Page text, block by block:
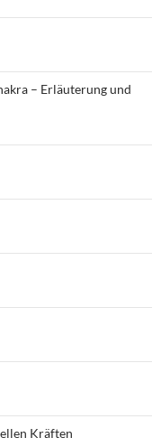
– Erläuterung und
Kräften